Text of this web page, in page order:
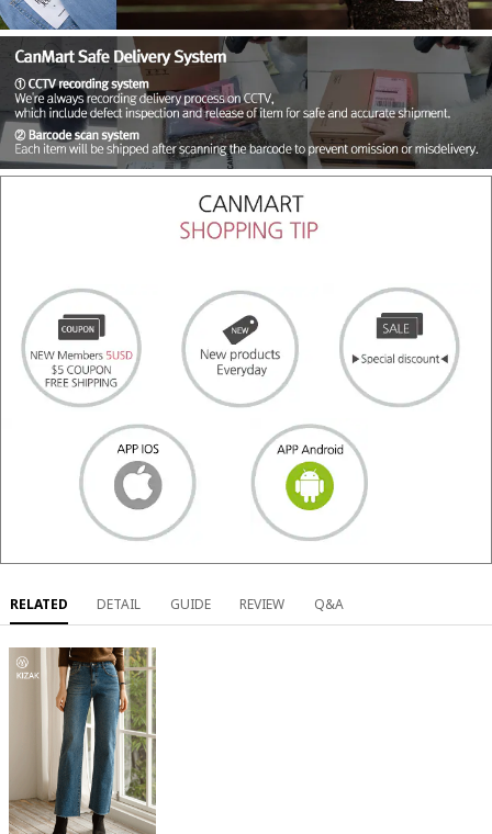
RELATED DETAIL GUIDE REVIEW Q&A